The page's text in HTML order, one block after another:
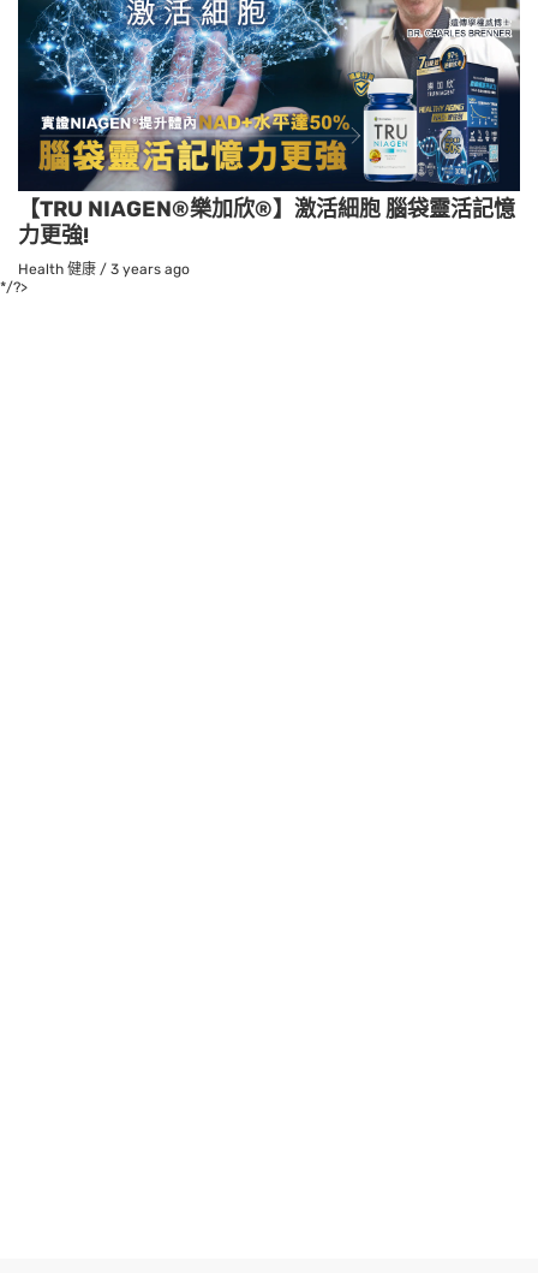
【TRU NIAGEN®樂加欣®】激活細胞 腦袋靈活記憶
力更強!
Health 健康 / 3 years ago
*/?>